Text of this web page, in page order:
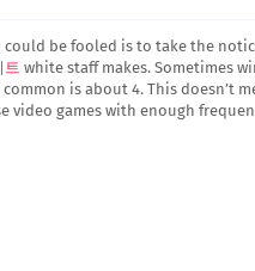
be fooled is to take the
트 white staff makes. Sometimes
is about 4. This doesn’t
video games with enough